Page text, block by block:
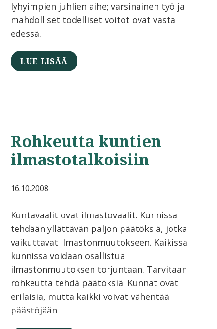
lyhyimpien juhlien aihe; varsinainen työ ja
mahdolliset todelliset voitot ovat vasta
edessä.
LUE LISÄÄ
Rohkeutta kuntien
ilmastotalkoisiin
16.10.2008
Kuntavaalit ovat ilmastovaalit. Kunnissa
tehdään yllättävän paljon päätöksiä, jotka
vaikuttavat ilmastonmuutokseen. Kaikissa
kunnissa voidaan osallistua
ilmastonmuutoksen torjuntaan. Tarvitaan
rohkeutta tehdä päätöksiä. Kunnat ovat
erilaisia, mutta kaikki voivat vähentää
päästöjään.